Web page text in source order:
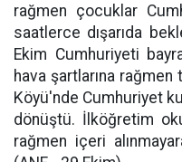
rağmen çocuklar
saatlerce dışarıda
Ekim Cumhuriyeti
hava şartlarına rağmen
Köyü'nde Cumhuriyet
dönüştü. İlköğretim
rağmen içeri